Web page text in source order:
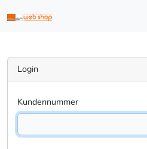
Login
Kundennummer